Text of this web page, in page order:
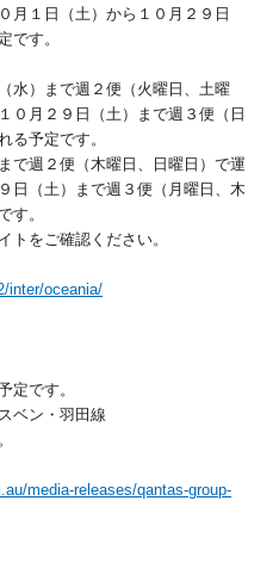
月１日（土）から１０月２９日
です。
水）まで週２便（火曜日、土曜
０月２９日（土）まで週３便（日
る予定です。
で週２便（木曜日、日曜日）で運
日（土）まで週３便（月曜日、木
す。
トをご確認ください。
inter/oceania/
定です。
ベン・羽田線
media-releases/qantas-group-